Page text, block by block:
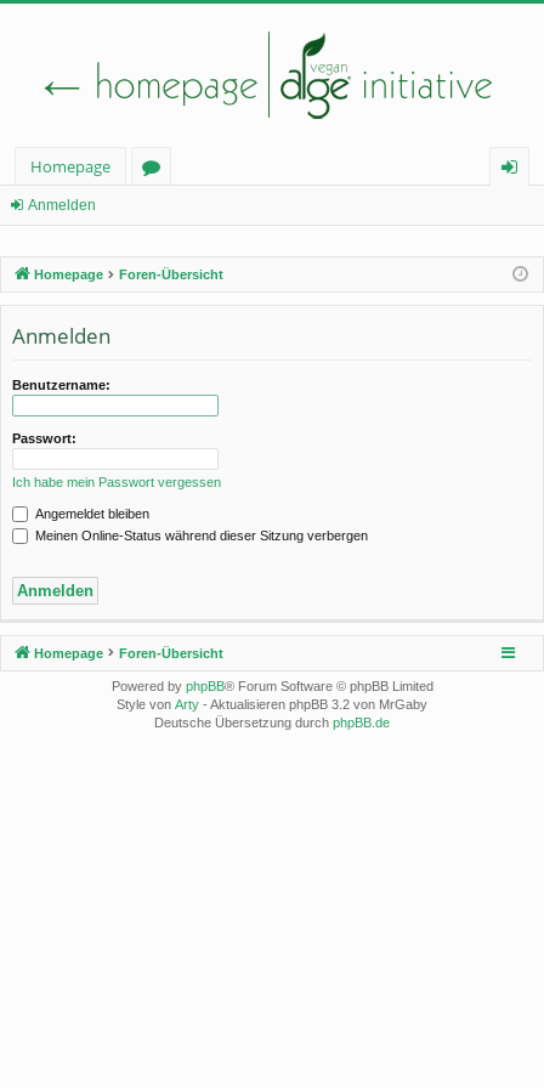
Homepage
el
Anmelden
Homepage Foren-Übersicht
Anmelden
Benutzername:
Passwort:
Ich habe mein Passwort vergessen
Angemeldet bleiben
Meinen Online-Status während dieser Sitzung verbergen
Homepage Foren-Übersicht
Powered by phpBB® Forum Software © phpBB Limited
Style von Arty - Aktualisieren phpBB 3.2 von MrGaby
Deutsche Übersetzung durch phpBB.de